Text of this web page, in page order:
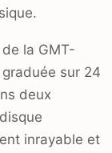
la GMT-
sur 24
deux
inrayable et